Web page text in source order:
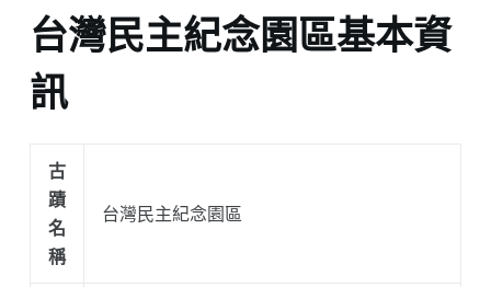
台灣民主紀念園區基本資
訊
古
蹟
名
稱
台灣民主紀念園區